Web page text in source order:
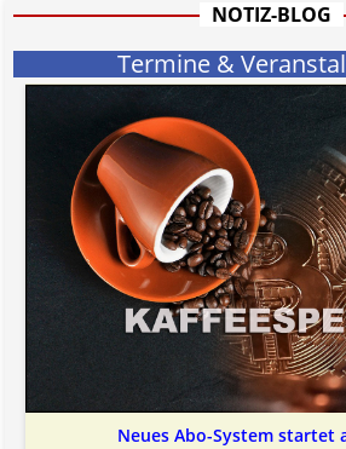
NOTIZ-BLOG
Termine &
Neues Abo-System startet